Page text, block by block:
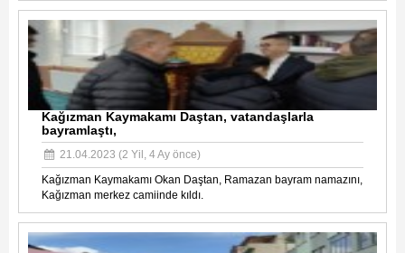
Kağızman Kaymakamı Daştan, vatandaşlarla
bayramlaştı,
21.04.2023 (2 Yil, 4 Ay önce)
Kağızman Kaymakamı Okan Daştan, Ramazan bayram namazını,
Kağızman merkez camiinde kıldı.